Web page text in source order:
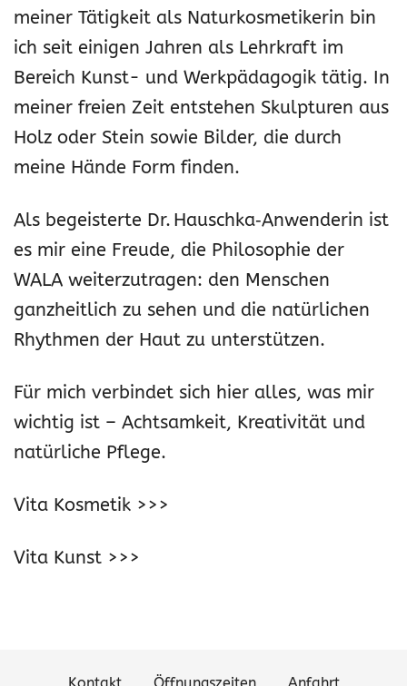
meiner Tätigkeit als Naturkosmetikerin bin
ich seit einigen Jahren als Lehrkraft im
Bereich Kunst- und Werkpädagogik tätig. In
meiner freien Zeit entstehen Skulpturen aus
Holz oder Stein sowie Bilder, die durch
meine Hände Form finden.
Als begeisterte Dr. Hauschka‑Anwenderin ist
es mir eine Freude, die Philosophie der
WALA weiterzutragen: den Menschen
ganzheitlich zu sehen und die natürlichen
Rhythmen der Haut zu unterstützen.
Für mich verbindet sich hier alles, was mir
wichtig ist – Achtsamkeit, Kreativität und
natürliche Pflege.
Vita Kosmetik >>>
Vita Kunst >>>